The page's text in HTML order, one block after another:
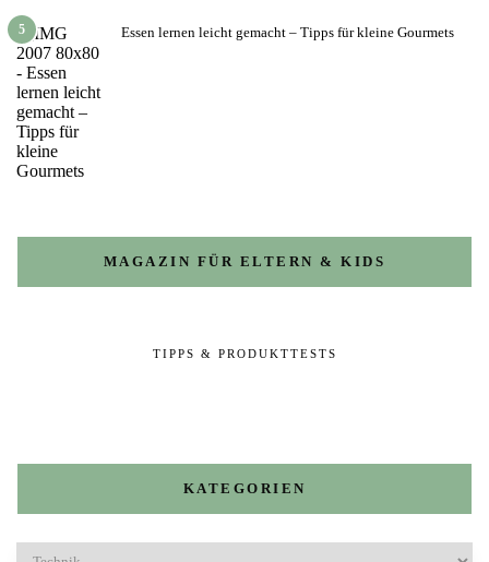
5 Essen lernen leicht gemacht – Tipps für kleine Gourmets
MAGAZIN FÜR ELTERN & KIDS
TIPPS & PRODUKTTESTS
KATEGORIEN